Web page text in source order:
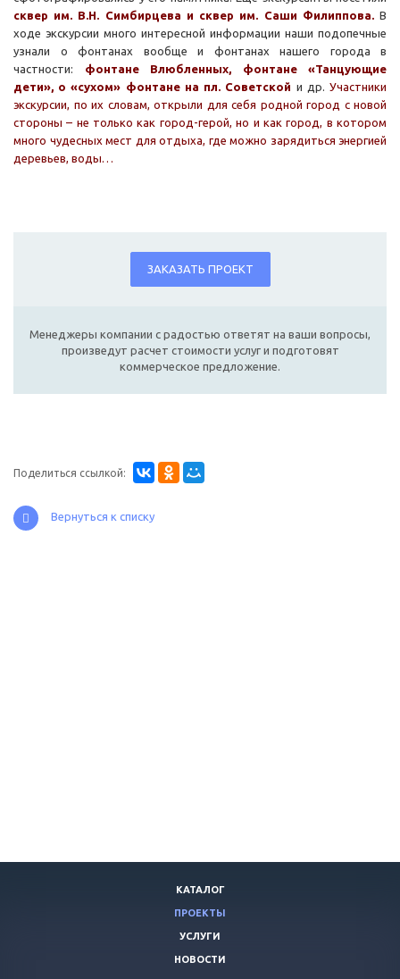
сквер им. В.Н. Симбирцева и сквер им. Саши Филиппова.В
ходе экскурсии много интересной информации наши подопечные
узнали о фонтанах вообще и фонтанах нашего города в
частности:
фонтане Влюбленных, фонтане «Танцующие
дети», о «сухом» фонтане на пл. Советской и др.Участники
экскурсии, по их словам, открыли для себя родной город с новой
стороны – не только как город-герой, но и как город, в котором
много чудесных мест для отдыха, где можно зарядиться энергией
деревьев, воды…
ЗАКАЗАТЬ ПРОЕКТ
Менеджеры компании с радостью ответят на ваши вопросы,
произведут расчет стоимости услуг и подготовят
коммерческое предложение.
Поделиться ссылкой:
Вернуться к списку
КАТАЛОГ
ПРОЕКТЫ
УСЛУГИ
НОВОСТИ